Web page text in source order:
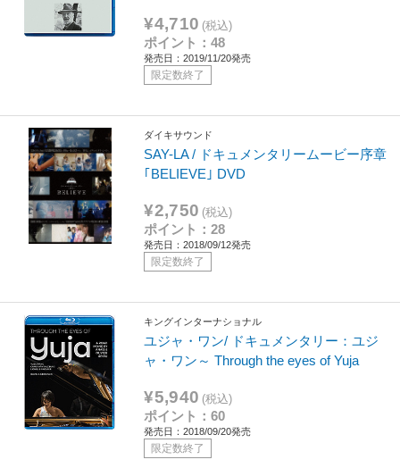
¥4,710 (税込)
ポイント：48
発売日：2019/11/20発売
限定数終了
ダイキサウンド
SAY-LA / ドキュメンタリームービー序章
｢BELIEVE｣ DVD
¥2,750 (税込)
ポイント：28
発売日：2018/09/12発売
限定数終了
キングインターナショナル
ユジャ・ワン/ ドキュメンタリー：ユジ
ャ・ワン～ Through the eyes of Yuja
¥5,940 (税込)
ポイント：60
発売日：2018/09/20発売
限定数終了